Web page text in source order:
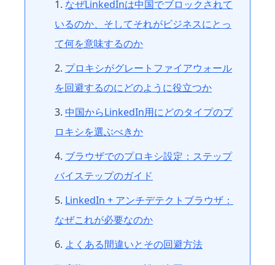
なぜLinkedInは中国でブロックされて
いるのか、そしてそれがビジネスにとっ
て何を意味するのか
プロキシがグレートファイアウォール
を回避するのにどのように役立つか
中国からLinkedIn用にどのタイプのプ
ロキシを選ぶべきか
ブラウザでのプロキシ設定：ステップ
バイステップのガイド
LinkedIn + アンチデテクトブラウザ：
なぜこれが必要なのか
よくある間違いとその回避方法